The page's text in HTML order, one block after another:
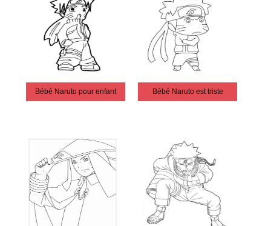
Bébé Naruto pour enfant Bébé Naruto est triste